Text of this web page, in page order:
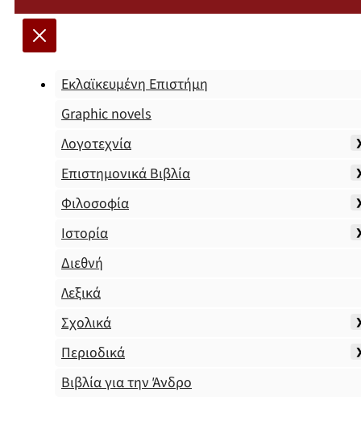
Εκλαϊκευμένη Επιστήμη
Graphic novels
Λογοτεχνία
Επιστημονικά Βιβλία
Φιλοσοφία
Ιστορία
Διεθνή
Λεξικά
Σχολικά
Περιοδικά
Βιβλία για την Άνδρο